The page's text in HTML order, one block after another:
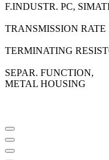
F.INDUSTR. PC,
TRANSMISSION RATE
TERMINATING
SEPAR. FUNCTION,
METAL HOUSING